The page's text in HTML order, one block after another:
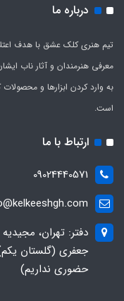
درباره ما
معرفی هنرمندان و آثار ناب
به وارد کردن ابزارها و
است.
ارتباط با ما
09024440571
دفتر: تهران،
جعفری (گلستان
حضوری نداریم)